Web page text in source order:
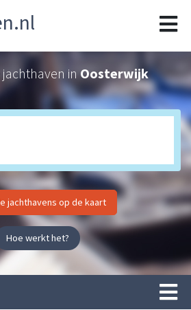
jachthaven inOosterwijk
jachthavens op de kaart
Hoe werkt het?